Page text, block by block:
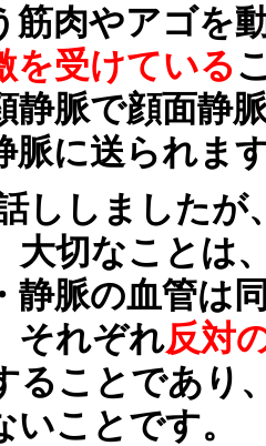
筋肉やアゴを
を受けている
静脈で顔面静
脈に送られま
ししましたが
大切なことは
静脈の血管は
それぞれ反対
ることであり
ことです。